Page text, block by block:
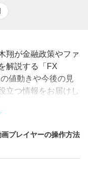
翔が金融政策やファ
解説する「FX
値動きや今後の見
立つ情報をお届けし
画プレイヤーの操作方法